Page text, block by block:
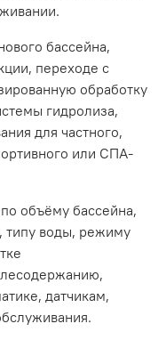
бассейна,
переходе с
обработку
гидролиза,
для частного,
или СПА-
объёму бассейна,
типу воды, режиму
датчикам,